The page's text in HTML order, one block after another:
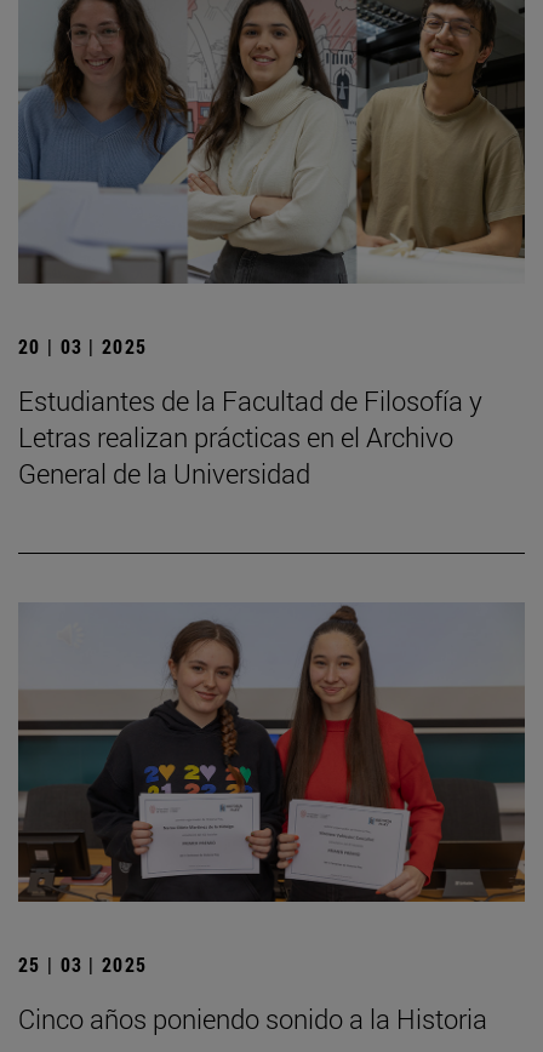
20 | 03 | 2025
Estudiantes de la Facultad de Filosofía y
Letras realizan prácticas en el Archivo
General de la Universidad
25 | 03 | 2025
Cinco años poniendo sonido a la Historia